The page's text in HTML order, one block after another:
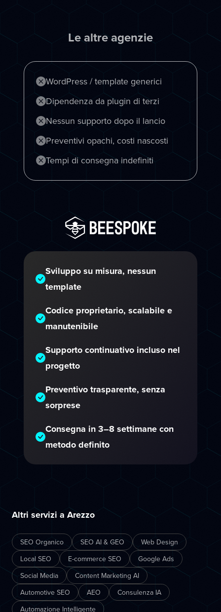
Le altre agenzie
WordPress / template generici
Dipendenza da plugin di terzi
Nessun supporto dopo il lancio
Preventivi opachi, costi nascosti
Tempi di consegna indefiniti
Sviluppo su misura, nessun
template
Codice proprietario, scalabile e
manutenibile
Supporto continuativo incluso nel
progetto
Preventivo trasparente, senza
sorprese
Consegna in 3–8 settimane con
metodo definito
Altri servizi a Arezzo
SEO Organico SEO AI & GEO
Web Design
Local SEO
E-commerce SEO
Google Ads
Social Media
Content Marketing AI
Automotive SEO
AEO
Consulenza IA
Automazione Intelligente